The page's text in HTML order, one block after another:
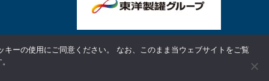
ーの使用にご同意ください。 なお、このまま当ウェブサイトをご覧